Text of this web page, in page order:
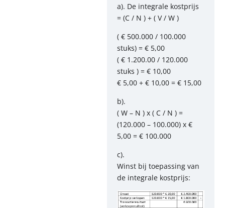
a). De integrale kostprijs
= (C / N ) + ( V / W )
( € 500.000 / 100.000
stuks) = € 5,00
( € 1.200.00 / 120.000
stuks ) = € 10,00
€ 5,00 + € 10,00 = € 15,00
b).
( W – N ) x ( C / N ) =
(120.000 – 100.000) x €
5,00 = € 100.000
c).
Winst bij toepassing van
de integrale kostprijs: